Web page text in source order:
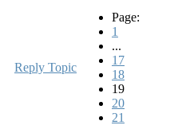
Reply Topic
Page:
1
...
17
18
19
20
21